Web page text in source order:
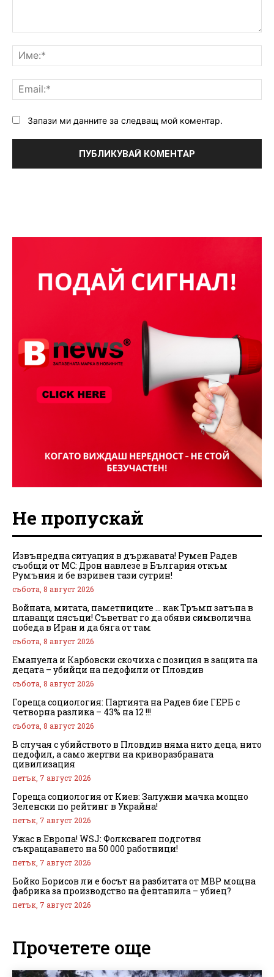
Запази ми данните за следващ мой коментар.
Не пропускай
Извънредна ситуация в държавата! Румен Радев
съобщи от МС: Дрон навлезе в България откъм
Румъния и бе взривен тази сутрин!
събота, 8 август 2026
Войната, митата, паметниците … как Тръмп затъна в
плаващи пясъци! Съветват го да обяви символична
победа в Иран и да бяга от там
събота, 8 август 2026
Емануела и Карбовски скочиха с позиция в защита на
децата – убийци на педофили от Пловдив
събота, 8 август 2026
Гореща социология: Партията на Радев бие ГЕРБ с
четворна разлика – 43% на 12 !!!
събота, 8 август 2026
В случая с убийството в Пловдив няма нито деца, нито
педофил, а само жертви на криворазбраната
цивилизация
петък, 7 август 2026
Гореща социология от Киев: Залужни мачка мощно
Зеленски по рейтинг в Украйна!
петък, 7 август 2026
Ужас в Европа! WSJ: Фолксваген подготвя
съкращаването на 50 000 работници!
петък, 7 август 2026
Бойко Борисов ли е босът на разбитата от МВР мощна
фабрика за производство на фентанила – убиец?
петък, 7 август 2026
Прочетете още